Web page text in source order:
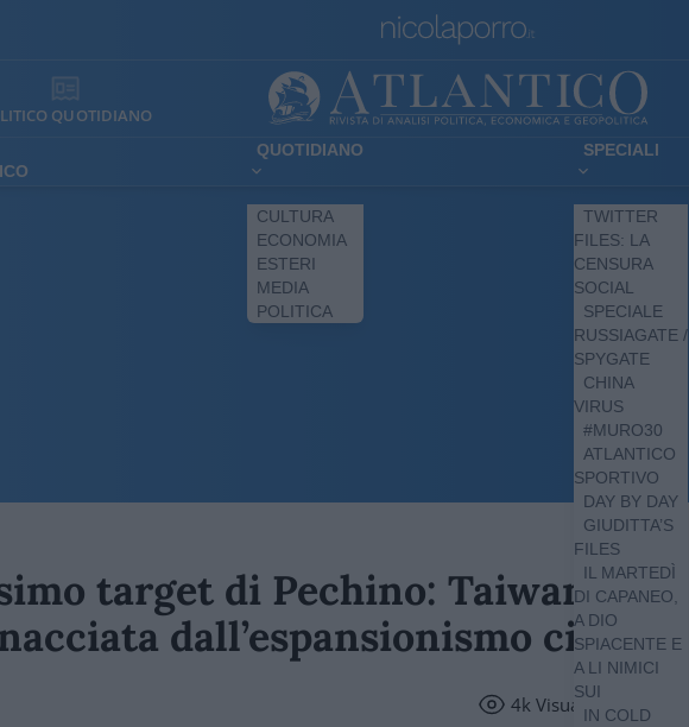
QUOTIDIANO
QUOTIDIANO
CULTURA
ECONOMIA
ESTERI
MEDIA
POLITICA
SPECIALI
TWITTER
FILES: LA
CENSURA
SOCIAL
SPECIALE
RUSSIAGATE /
SPYGATE
CHINA
VIRUS
#MURO30
ATLANTICO
SPORTIVO
DAY BY DAY
GIUDITTA’S
FILES
IL MARTEDÌ
DI CAPANEO,
A DIO
SPIACENTE E
A LI NIMICI
SUI
IN COLD
target di Pechino: Taiwan
dall’espansionismo cinese
4k Visualizzazioni